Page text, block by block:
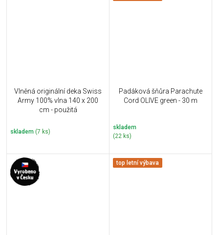
Vlněná originální deka Swiss
Army 100% vlna 140 x 200
cm - použitá
skladem (7 ks)
Padáková šňůra Parachute
Cord OLIVE green - 30 m
skladem
(22 ks)
top letní výbava